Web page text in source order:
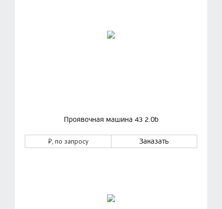
Проявочная машина 43 2.0b
₽, по запросу Заказать